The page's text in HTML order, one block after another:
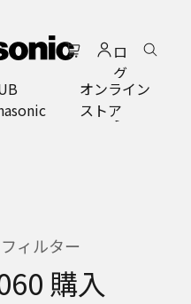
ロ
グ
イ
ン
オンライン
ストア
ィルター
購入